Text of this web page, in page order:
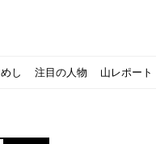
し 注目の人物 山レポート